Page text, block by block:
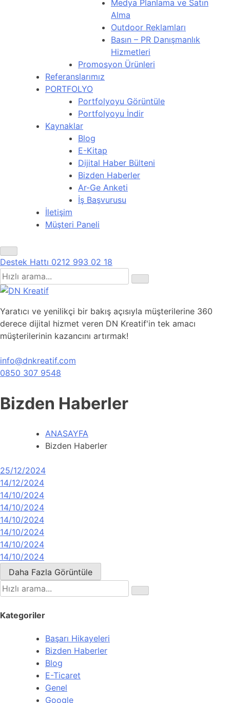
Medya Planlama ve Satın
Alma
Outdoor Reklamları
Basın – PR Danışmanlık
Hizmetleri
Promosyon Ürünleri
Referanslarımız
PORTFOLYO
Portfolyoyu Görüntüle
Portfolyoyu İndir
Kaynaklar
Blog
E-Kitap
Dijital Haber Bülteni
Bizden Haberler
Ar-Ge Anketi
İş Başvurusu
İletişim
Müşteri Paneli
Destek Hattı 0212 993 02 18
Yaratıcı ve yenilikçi bir bakış açısıyla müşterilerine 360
derece dijital hizmet veren DN Kreatif'in tek amacı
müşterilerinin kazancını artırmak!
info@dnkreatif.com
0850 307 9548
Bizden Haberler
ANASAYFA
Bizden Haberler
25/12/2024
14/12/2024
14/10/2024
14/10/2024
14/10/2024
14/10/2024
14/10/2024
14/10/2024
Daha Fazla Görüntüle
Kategoriler
Başarı Hikayeleri
Bizden Haberler
Blog
E-Ticaret
Genel
Google